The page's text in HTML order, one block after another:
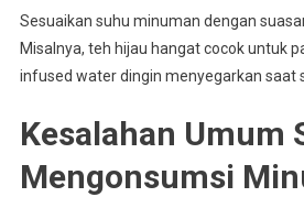
Sesuaikan suhu minuman dengan
Misalnya, teh hijau hangat cocok untuk
infused water dingin menyegarkan saat
Kesalahan Umum
Mengonsumsi